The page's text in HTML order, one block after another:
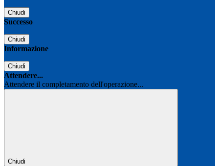
Chiudi
Successo
Chiudi
Informazione
Chiudi
Attendere...
Attendere il completamento dell'operazione...
Chiudi